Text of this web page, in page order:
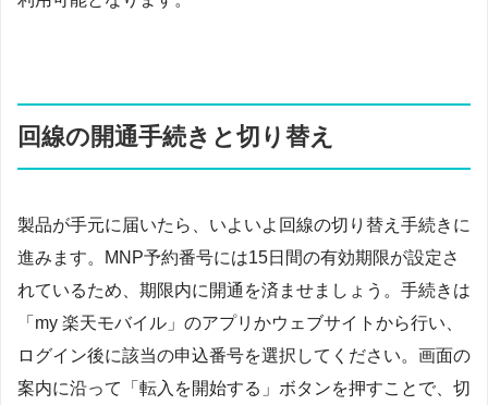
回線の開通手続きと切り替え
製品が手元に届いたら、いよいよ回線の切り替え手続きに
進みます。MNP予約番号には15日間の有効期限が設定さ
れているため、期限内に開通を済ませましょう。手続きは
「my 楽天モバイル」のアプリかウェブサイトから行い、
ログイン後に該当の申込番号を選択してください。画面の
案内に沿って「転入を開始する」ボタンを押すことで、切